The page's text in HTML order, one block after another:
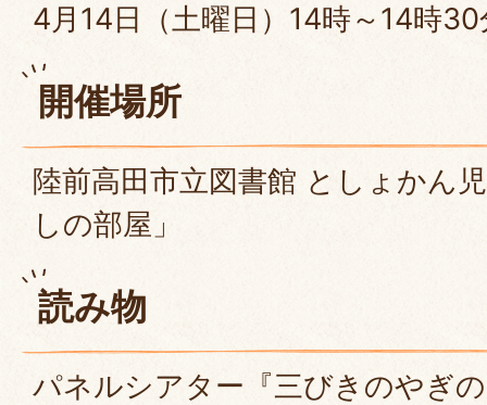
4月14日（土曜日）14時～14時30
開催場所
陸前高田市立図書館 としょかん
しの部屋」
読み物
パネルシアター『三びきのやぎ